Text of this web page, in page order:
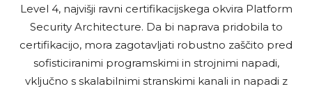
Level 4, najvišji ravni certifikacijskega okvira Platform
Security Architecture. Da bi naprava pridobila to
certifikacijo, mora zagotavljati robustno zaščito pred
sofisticiranimi programskimi in strojnimi napadi,
vključno s skalabilnimi stranskimi kanali in napadi z